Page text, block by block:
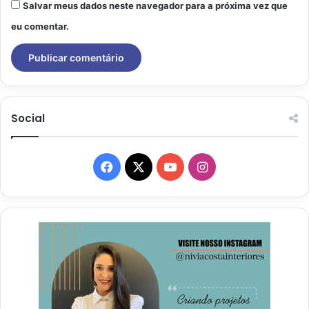
Salvar meus dados neste navegador para a próxima vez que
eu comentar.
Social
Facebook
X YouTubeInstagram